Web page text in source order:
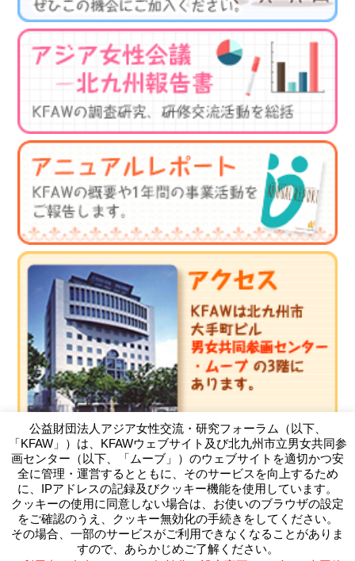
（公財）アジア女性交流・研究フォーラム
Kitakyushu Forum on Asian Women
〒803-0814 北九州市小倉北区大手町11-4北九州市大手町ビ
公益財団法人アジア女性交流・研究フォーラム（以下、
「KFAW」）は、KFAWウェブサイト及び北九州市立男女共同参
画センター（以下、「ムーブ」）のウェブサイトを適切かつ安
全に管理・運営するとともに、そのサービスを向上するため
に、IPアドレスの記録及びクッキー機能を使用しています。
クッキーの使用に同意しない場合は、お使いのブラウザの設定
をご確認のうえ、クッキー無効化の手続きをしてください。
その場合、一部のサービスがご利用できなくなることがありま
すので、あらかじめご了解ください。